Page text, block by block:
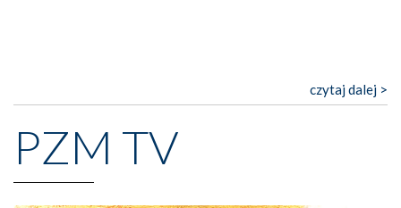
czytaj dalej >
PZM TV